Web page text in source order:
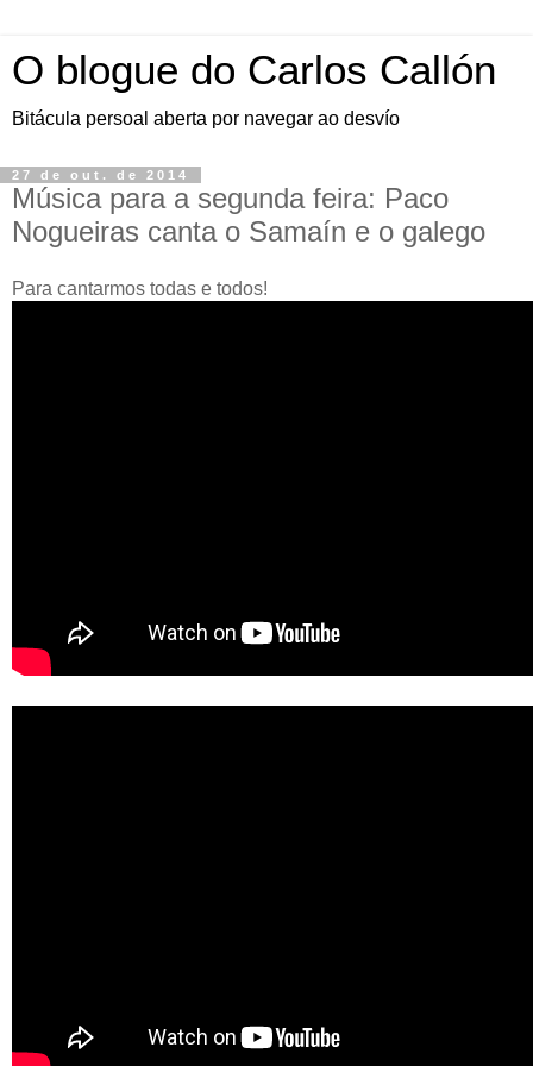
O blogue do Carlos Callón
Bitácula persoal aberta por navegar ao desvío
27 de out. de 2014
Música para a segunda feira: Paco
Nogueiras canta o Samaín e o galego
Para cantarmos todas e todos!